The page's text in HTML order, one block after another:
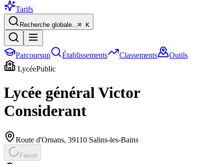
Tarifs
Recherche globale...⌘ K
Parcoursup Établissements Classements
Outils
LycéePublic
Lycée général Victor
Considerant
Route d'Ornans, 39110 Salins-les-Bains
Favori